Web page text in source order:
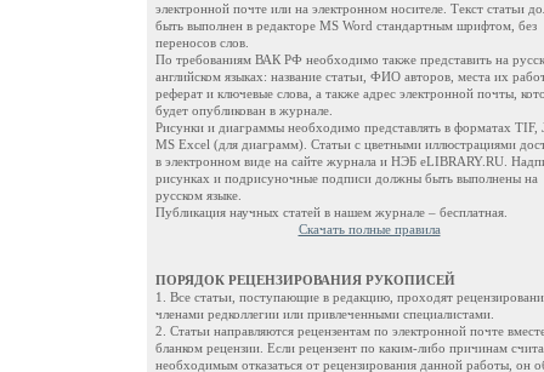
электронной почте или на электронном носителе. Текст статьи
быть выполнен в редакторе MS Word стандартным шрифтом, без
переносов слов.
По требованиям ВАК РФ необходимо также представить на
английском языках: название статьи, ФИО авторов, места их
реферат и ключевые слова, а также адрес электронной почты,
будет опубликован в журнале.
Рисунки и диаграммы необходимо представлять в форматах TIF,
MS Excel (для диаграмм). Cтатьи с цветными иллюстрациями
в электронном виде на сайте журнала и НЭБ eLIBRARY.RU.
рисунках и подрисуночные подписи должны быть выполнены на
русском языке.
Публикация научных статей в нашем журнале – бесплатная.
Скачать полные правила
ПОРЯДОК РЕЦЕНЗИРОВАНИЯ РУКОПИСЕЙ
1. Все статьи, поступающие в редакцию, проходят
членами редколлегии или привлеченными специалистами.
2. Статьи направляются рецензентам по электронной почте
бланком рецензии. Если рецензент по каким-либо причинам
необходимым отказаться от рецензирования данной работы, он